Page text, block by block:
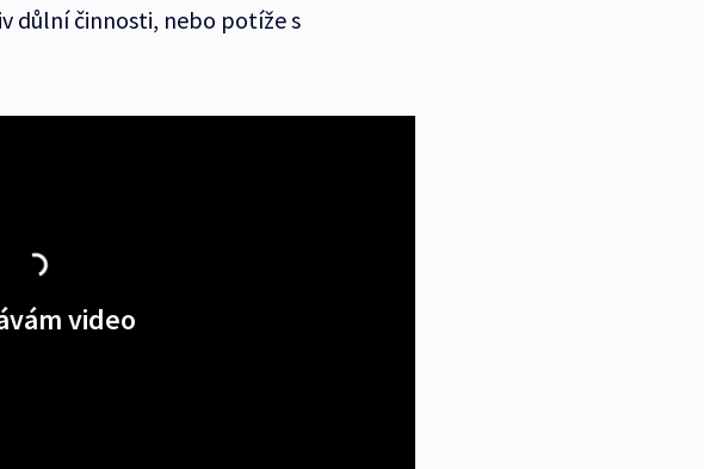
důlní činnosti, nebo potíže s
video